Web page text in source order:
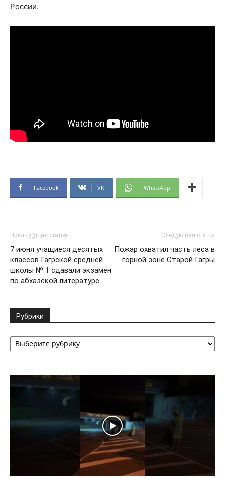
России.
Facebook VK WhatsApp
Предыдущая статья
7 июня учащиеся десятых
классов Гагрской средней
школы № 1 сдавали экзамен
по абхазской литературе
Следующая статья
Пожар охватил часть леса в
горной зоне Старой Гагры
Рубрики
Рубрики